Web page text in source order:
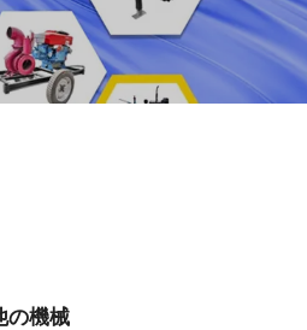
の機械